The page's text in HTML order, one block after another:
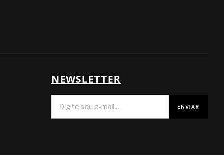
NEWSLETTER